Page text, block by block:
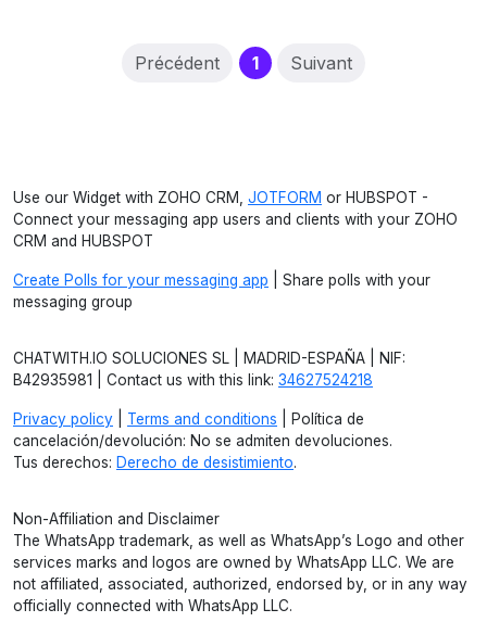
Précédent 1(current)
Suivant
Use our Widget with ZOHO CRM, JOTFORM or HUBSPOT -
Connect your messaging app users and clients with your ZOHO
CRM and HUBSPOT
Create Polls for your messaging app | Share polls with your
messaging group
CHATWITH.IO SOLUCIONES SL | MADRID-ESPAÑA | NIF:
B42935981 | Contact us with this link: 34627524218
Privacy policy Terms and conditions | Política de
cancelación/devolución: No se admiten devoluciones.
Tus derechos: Derecho de desistimiento.
Non-Affiliation and Disclaimer
The WhatsApp trademark, as well as WhatsApp’s Logo and other
services marks and logos are owned by WhatsApp LLC. We are
not affiliated, associated, authorized, endorsed by, or in any way
officially connected with WhatsApp LLC.